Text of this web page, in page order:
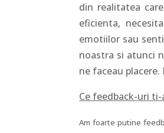
din realitatea
eficienta,
emotiilor sau
noastra si atunci
ne faceau
Ce feedback-uri
Am foarte putine